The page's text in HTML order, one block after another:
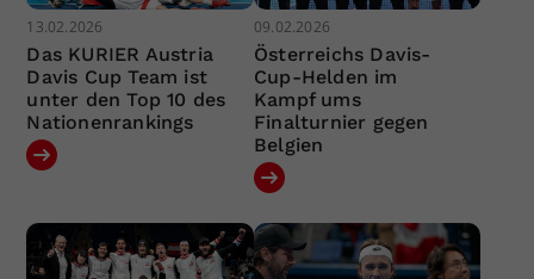
13.02.2026
Das KURIER Austria
Davis Cup Team ist
unter den Top 10 des
Nationenrankings
09.02.2026
Österreichs Davis-
Cup-Helden im
Kampf ums
Finalturnier gegen
Belgien